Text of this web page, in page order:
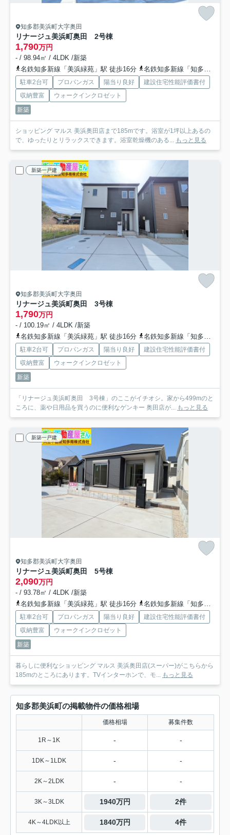
知多郡美浜町大字奥田
リナージュ美浜町奥田 2号棟
1,790万円
- / 98.94㎡ / 4LDK /新築
名鉄知多新線「美浜緑苑」駅 徒歩16分
名鉄知多新線「知多奥田」駅 徒歩15分
駐車2台可 プロパンガス 陽当り良好
建設住宅性能評価書付
収納豊富
ウォークインクロゼット
新築
ショッピング マルス 美浜奥田店まで185mです。浴室が1坪以上あるの
で、ゆったりとリラックスできます。浴室乾燥機のある... もっと見る
新築一戸建
知多郡美浜町大字奥田
リナージュ美浜町奥田 3号棟
1,790万円
- / 100.19㎡ / 4LDK /新築
名鉄知多新線「美浜緑苑」駅 徒歩16分
名鉄知多新線「知多奥田」駅 徒歩15分
駐車2台可 プロパンガス 陽当り良好
建設住宅性能評価書付
収納豊富
ウォークインクロゼット
新築
「リナージュ美浜町奥田 3号棟」のここがイチオシ。家から499mのと
ころに、薬や日用品を買うのに便利なゲンキー 奥田店が... もっと見る
新築一戸建
知多郡美浜町大字奥田
リナージュ美浜町奥田 5号棟
2,090万円
- / 93.78㎡ / 4LDK /新築
名鉄知多新線「美浜緑苑」駅 徒歩16分
名鉄知多新線「知多奥田」駅 徒歩15分
駐車2台可 プロパンガス 陽当り良好
建設住宅性能評価書付
収納豊富
ウォークインクロゼット
新築
暮らしに便利なショッピング マルス 美浜奥田店(スーパー)がこちらから
185mのところにあります。TVインターホンで、モ... もっと見る
知多郡美浜町の掲載物件の価格相場
価格相場 募集件数
1R～1K - -
1DK～1LDK - -
2K～2LDK - -
3K～3LDK 1940万円 2件
4K～4LDK以上 1840万円 4件